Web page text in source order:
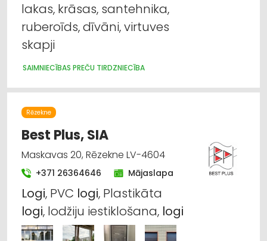
lakas, krāsas, santehnika,
ruberoīds, dīvāni, virtuves
skapji
SAIMNIECĪBAS PREČU TIRDZNIECĪBA
Rēzekne
Best Plus, SIA
Maskavas 20, Rēzekne LV-4604
+371 26364646 Mājaslapa
Logi, PVC logi, Plastikāta
logi, lodžiju iestiklošana, logi